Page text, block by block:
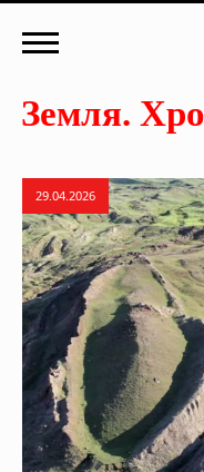
29.04.2026